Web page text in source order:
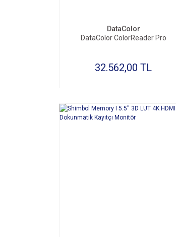
DataColor
DataColor ColorReader Pro
32.562,00 TL